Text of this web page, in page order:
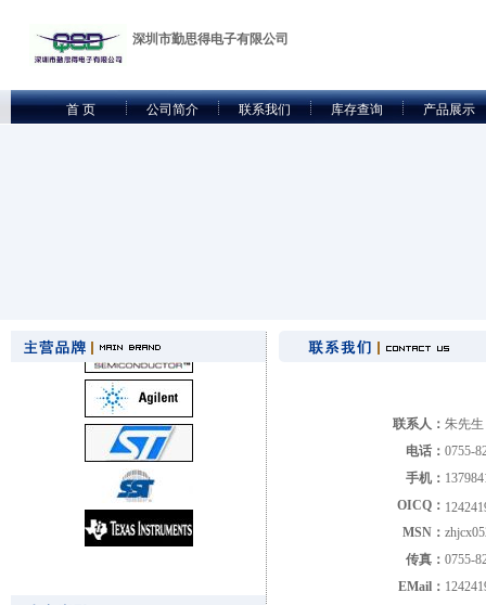
深圳市勤思得电子有限公司
首 页 公司简介 联系我们 库存查询 产品展示
联系人： 朱先生
电话： 0755-
手机：
OICQ：
MSN：
传真： 0755-
EMail：